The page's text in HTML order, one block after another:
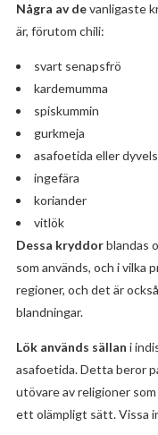
Några av devanligaste
är, förutom chili:
svart senapsfrö
kardemumma
spiskummin
gurkmeja
asafoetida eller
ingefära
koriander
vitlök
Dessa kryddorblandas
som används, och i vilka
regioner, och det är
blandningar.
Lök används sällan i
asafoetida. Detta beror
utövare av religioner
ett olämpligt sätt. Vissa